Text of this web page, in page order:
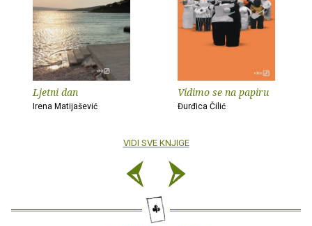
Ljetni dan
Irena Matijašević
Vidimo se na papiru
Đurđica Čilić
VIDI SVE KNJIGE